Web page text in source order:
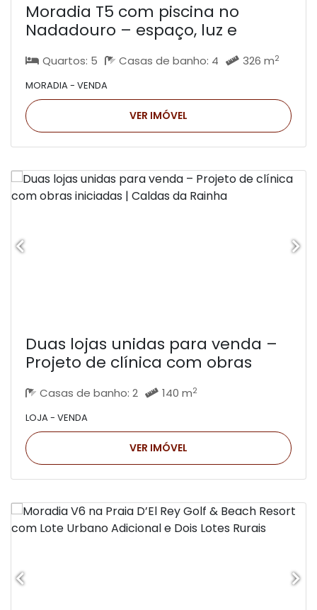
Moradia T5 com piscina no
Nadadouro – espaço, luz e
das Caldas da Rainha
Quartos: 5 Casas de banho: 4 326 m2
MORADIA - VENDA
VER IMÓVEL
Duas lojas unidas para venda –
Projeto de clínica com obras
Casas de banho: 2 140 m2
LOJA - VENDA
VER IMÓVEL